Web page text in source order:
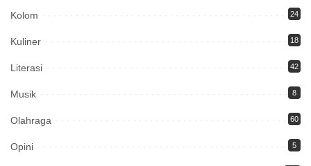
Kolom 24
Kuliner 18
Literasi 42
Musik 8
Olahraga 60
Opini 5